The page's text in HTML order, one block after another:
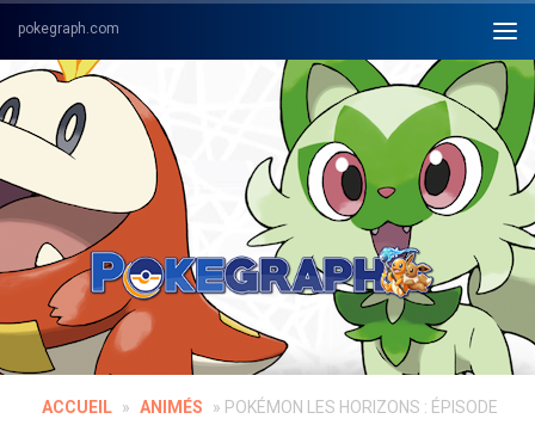
Skip to content
ACCUEIL » ANIMÉS » POKÉMON LES HORIZONS : ÉPISODE